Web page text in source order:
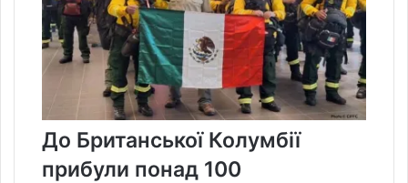
До Британської Колумбії
прибули понад 100